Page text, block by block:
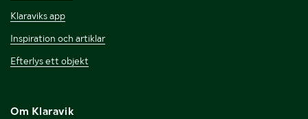
Klaraviks app
Inspiration och artiklar
Efterlys ett objekt
Om Klaravik